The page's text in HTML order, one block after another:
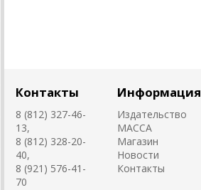
Контакты
8 (812) 327-46-
13,
8 (812) 328-20-
40,
8 (921) 576-41-
70
Информация
Издательство
MACCA
Магазин
Новости
Контакты